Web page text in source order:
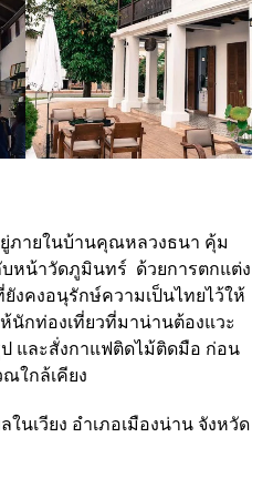
ภายในบ้านคุณหลวงธนา คุ้ม
บหน้าวัดภูมินทร์ ด้วยการตกแต่ง
งคงอนุรักษ์ความเป็นไทยไว้ให้
นักท่องเที่ยวที่มาน่านต้องแวะ
และสั่งกาแฟติดไม้ติดมือ ก่อน
ใกล้เคียง
ในเวียง อำเภอเมืองน่าน จังหวัด